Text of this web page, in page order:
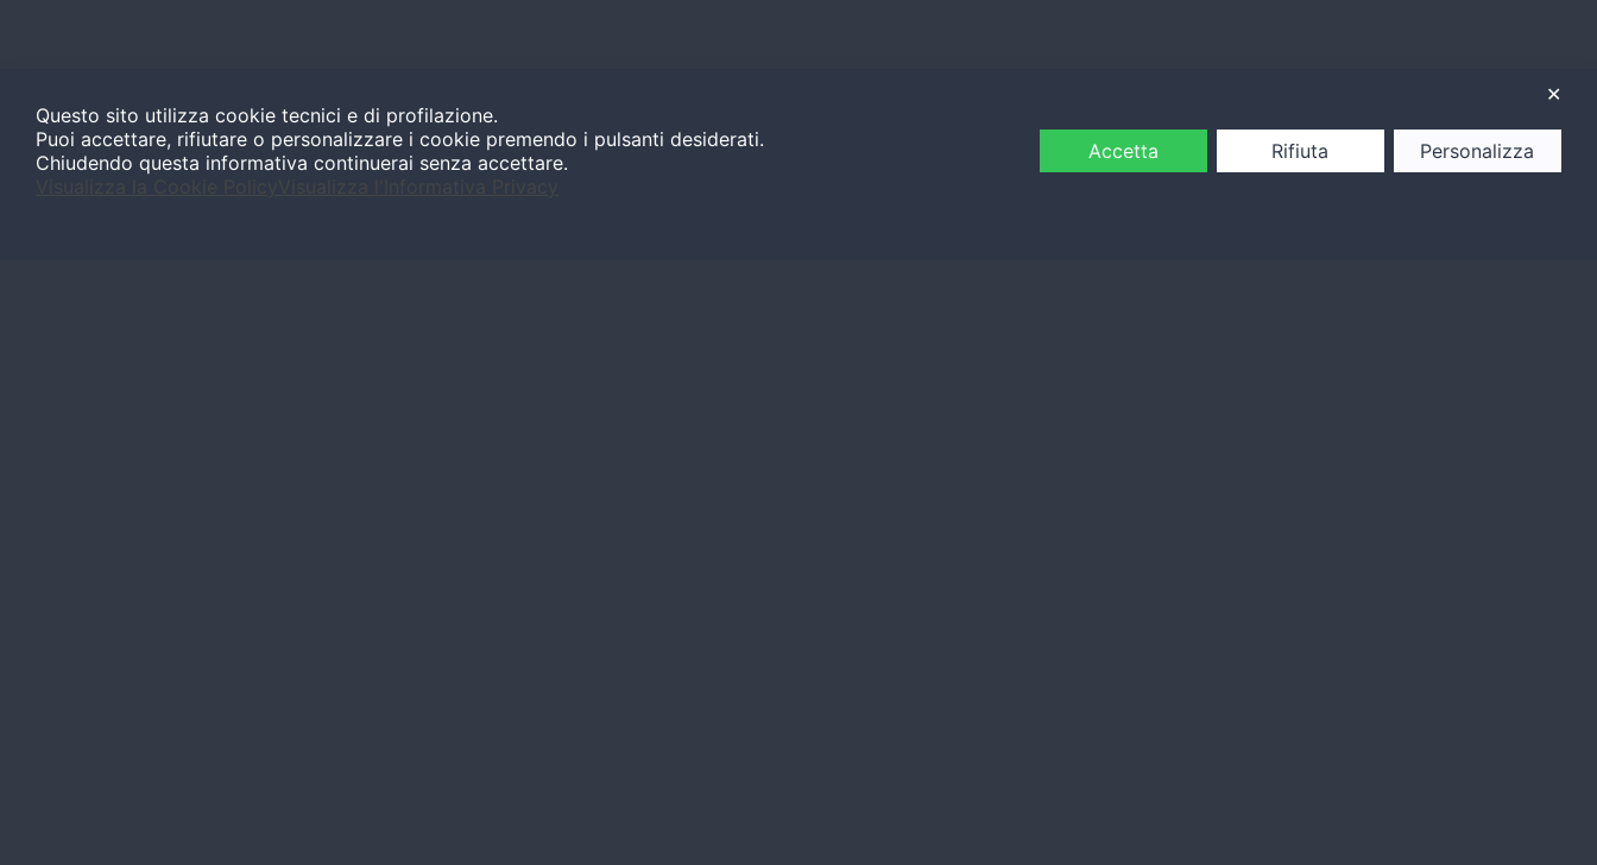
✕
Questo sito utilizza cookie tecnici e di profilazione.
Puoi accettare, rifiutare o personalizzare i cookie premendo i pulsanti desiderati.
Chiudendo questa informativa continuerai senza accettare.
Accetta Rifiuta Personalizza